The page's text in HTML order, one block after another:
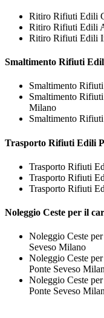
Ritiro Rifiuti Edili
Ritiro Rifiuti Edili
Ritiro Rifiuti Edili
Smaltimento Rifiuti
Smaltimento
Smaltimento
Milano
Smaltimento
Trasporto Rifiuti Edili
Trasporto Rifiuti
Trasporto Rifiuti
Trasporto Rifiuti
Noleggio Ceste per il
Noleggio Ceste
Seveso Milano
Noleggio Ceste
Ponte Seveso
Noleggio Ceste
Ponte Seveso